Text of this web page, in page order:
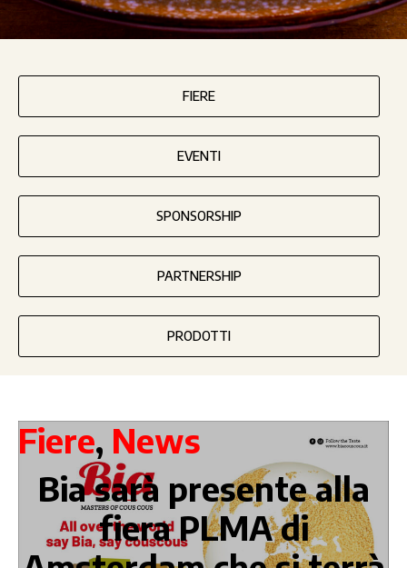
FIERE
EVENTI
SPONSORSHIP
PARTNERSHIP
PRODOTTI
Fiere, News
Bia sarà presente alla
fiera PLMA di